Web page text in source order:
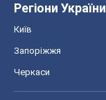
Регіони України
Київ
Запоріжжя
Черкаси